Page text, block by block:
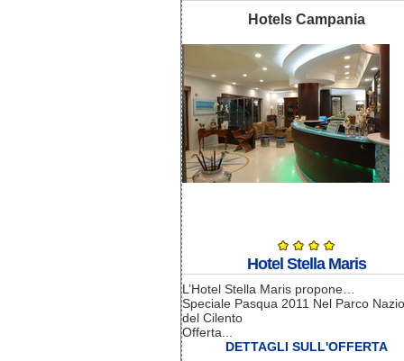
Hotels Campania
Hotel Stella Maris
L’Hotel Stella Maris propone…
Speciale Pasqua 2011 Nel Parco
del Cilento
Offerta...
DETTAGLI SULL'OFFERTA